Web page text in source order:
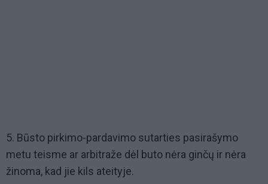
5. Būsto pirkimo-pardavimo sutarties pasirašymo
metu teisme ar arbitraže dėl buto nėra ginčų ir nėra
žinoma, kad jie kils ateityje.